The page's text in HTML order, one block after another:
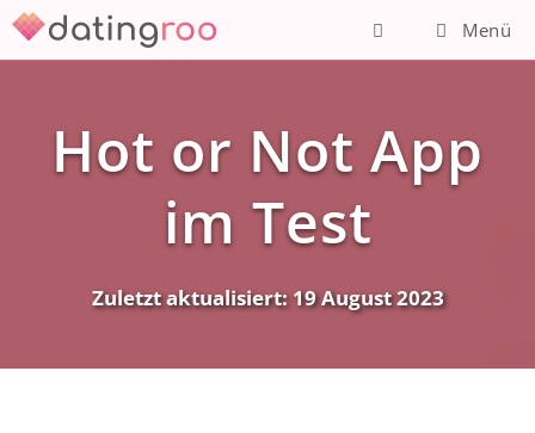
Zum
Inhalt
Menü
Hot or Not App
im Test
Zuletzt aktualisiert:19 August 2023